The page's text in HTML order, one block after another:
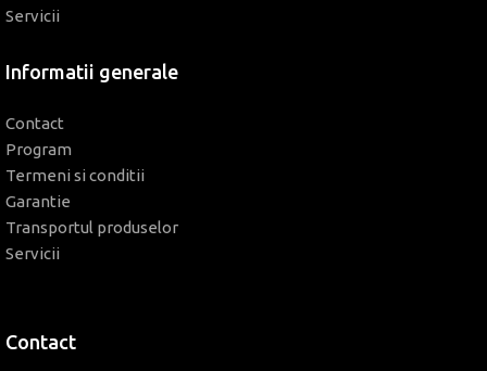
Servicii
Informatii generale
Contact
Program
Termeni si conditii
Garantie
Transportul produselor
Servicii
Contact